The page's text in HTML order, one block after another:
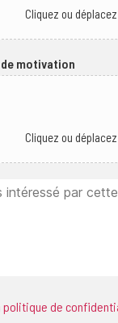
Cliquez ou
motivation
Cliquez ou
politique de